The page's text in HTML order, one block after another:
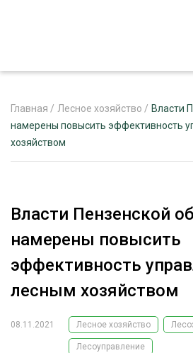
ЖУРНАЛ «ЛЕСНОЙ КОМПЛЕКС»
РЕКЛАМОДАТЕЛЯМ
ЛЕСНОЕ ХОЗЯЙСТВО
ОБРАБОТКА ДРЕВЕСИНЫ
ЭКСПЕРТНОЕ МНЕНИЕ
Главная / Лесное хозяйство / Власти
намерены повысить эффективность
хозяйством
Власти Пензенской
намерены повысить
эффективность
лесным хозяйством
08.11.2021 Лесное хозяйство
Лесоуправление